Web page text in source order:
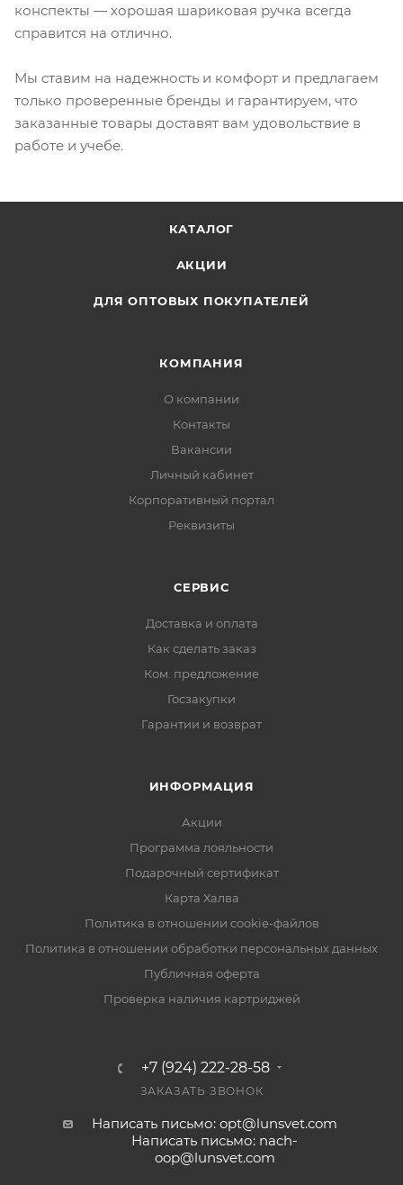
конспекты — хорошая шариковая ручка всегда
справится на отлично.
Мы ставим на надежность и комфорт и предлагаем
только проверенные бренды и гарантируем, что
заказанные товары доставят вам удовольствие в
работе и учебе.
КАТАЛОГ
АКЦИИ
ДЛЯ ОПТОВЫХ ПОКУПАТЕЛЕЙ
КОМПАНИЯ
О компании
Контакты
Вакансии
Личный кабинет
Корпоративный портал
Реквизиты
СЕРВИС
Доставка и оплата
Как сделать заказ
Ком. предложение
Госзакупки
Гарантии и возврат
ИНФОРМАЦИЯ
Акции
Программа лояльности
Подарочный сертификат
Карта Халва
Политика в отношении cookie-файлов
Политика в отношении обработки персональных данных
Публичная оферта
Проверка наличия картриджей
+7 (924) 222-28-58
ЗАКАЗАТЬ ЗВОНОК
Написать письмо: opt@lunsvet.com
Написать письмо: nach-
oop@lunsvet.com